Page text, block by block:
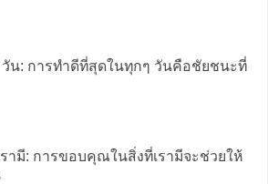
น: การทำดีที่สุดในทุกๆ วันคือชัยชนะที่
ามี: การขอบคุณในสิ่งที่เรามีจะช่วยให้